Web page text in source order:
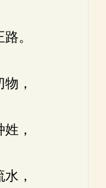
。
，
，
，